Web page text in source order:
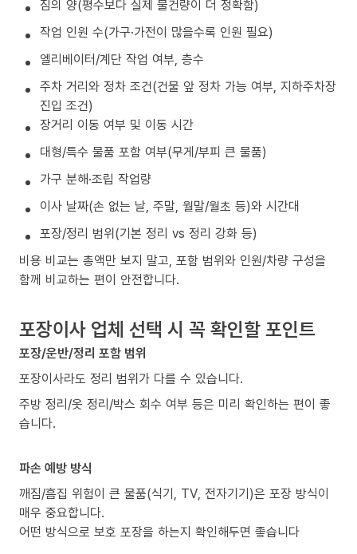
짐의 양(평수보다 실제 물건량이 더 정확함)
작업 인원 수(가구·가전이 많을수록 인원 필요)
엘리베이터/계단 작업 여부, 층수
주차 거리와 정차 조건(건물 앞 정차 가능 여부, 지하주차장
진입 조건)
장거리 이동 여부 및 이동 시간
대형/특수 물품 포함 여부(무게/부피 큰 물품)
가구 분해·조립 작업량
이사 날짜(손 없는 날, 주말, 월말/월초 등)와 시간대
포장/정리 범위(기본 정리 vs 정리 강화 등)
비용 비교는 총액만 보지 말고, 포함 범위와 인원/차량 구성을
함께 비교하는 편이 안전합니다.
포장이사 업체 선택 시 꼭 확인할 포인트
포장/운반/정리 포함 범위
포장이사라도 정리 범위가 다를 수 있습니다.
주방 정리/옷 정리/박스 회수 여부 등은 미리 확인하는 편이 좋
습니다.
파손 예방 방식
깨짐/흠집 위험이 큰 물품(식기, TV, 전자기기)은 포장 방식이
매우 중요합니다.
어떤 방식으로 보호 포장을 하는지 확인해두면 좋습니다